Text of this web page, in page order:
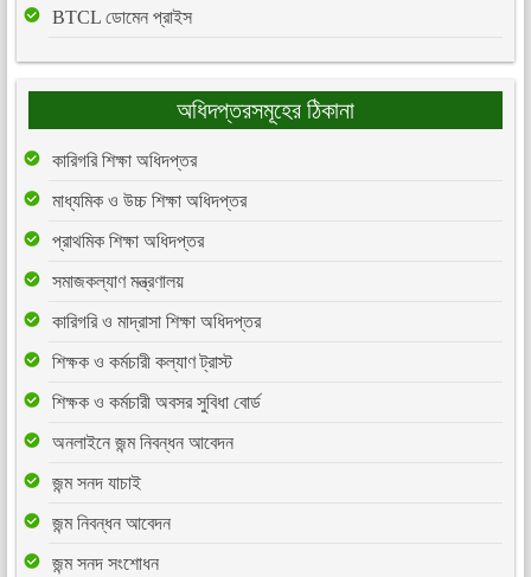
BTCL ডোমেন প্রাইস
অধিদপ্তরসমূহের ঠিকানা
কারিগরি শিক্ষা অধিদপ্তর
মাধ্যমিক ও উচ্চ শিক্ষা অধিদপ্তর
প্রাথমিক শিক্ষা অধিদপ্তর
সমাজকল্যাণ মন্ত্রণালয়
কারিগরি ও মাদ্রাসা শিক্ষা অধিদপ্তর
শিক্ষক ও কর্মচারী কল্যাণ ট্রাস্ট
শিক্ষক ও কর্মচারী অবসর সুবিধা বোর্ড
অনলাইনে জন্ম নিবন্ধন আবেদন
জন্ম সনদ যাচাই
জন্ম নিবন্ধন আবেদন
জন্ম সনদ সংশোধন